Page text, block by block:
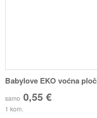
Babylove EKO voćna
samo 0,55 €
1 kom.